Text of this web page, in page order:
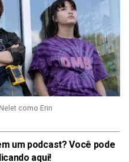
como Erin
um podcast? Você pode
aqui!